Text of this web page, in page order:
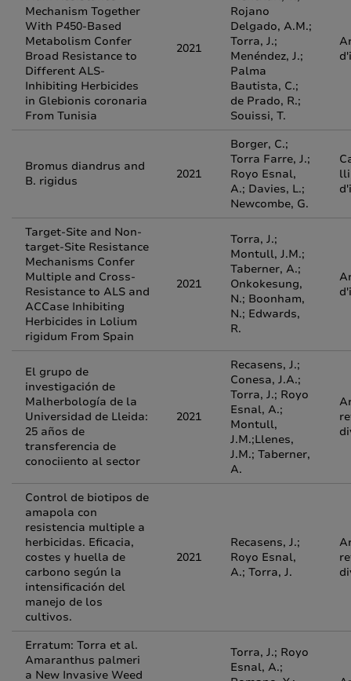
Mechanism Together
With P450-Based
Metabolism Confer
Broad Resistance to
Different ALS-
Inhibiting Herbicides
in Glebionis coronaria
From Tunisia
2021
Rojano
Delgado, A.M.;
Torra, J.;
Menéndez, J.;
Palma
Bautista, C.;
de Prado, R.;
Souissi, T.
Bromus diandrus and
B. rigidus
2021
Borger, C.;
Torra Farre, J.;
Royo Esnal,
A.; Davies, L.;
Newcombe, G.
Target-Site and Non-
target-Site Resistance
Mechanisms Confer
Multiple and Cross-
Resistance to ALS and
ACCase Inhibiting
Herbicides in Lolium
rigidum From Spain
2021
Torra, J.;
Montull, J.M.;
Taberner, A.;
Onkokesung,
N.; Boonham,
N.; Edwards,
R.
El grupo de
investigación de
Malherbología de la
Universidad de Lleida:
25 años de
transferencia de
conociiento al sector
2021
Recasens, J.;
Conesa, J.A.;
Torra, J.; Royo
Esnal, A.;
Montull,
J.M.;Llenes,
J.M.; Taberner,
A.
Control de biotipos de
amapola con
resistencia multiple a
herbicidas. Eficacia,
costes y huella de
carbono según la
intensificación del
manejo de los
cultivos.
2021
Recasens, J.;
Royo Esnal,
A.; Torra, J.
Erratum: Torra et al.
Amaranthus palmeri
a New Invasive Weed
Torra, J.; Royo
Esnal, A.;